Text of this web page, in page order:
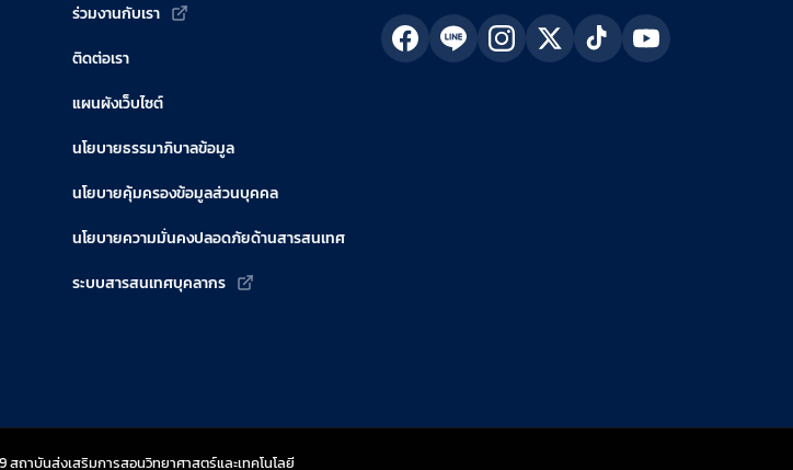
ร่วมงานกับเรา
ติดต่อเรา
แผนผังเว็บไซต์
นโยบายธรรมาภิบาลข้อมูล
นโยบายคุ้มครองข้อมูลส่วนบุคคล
นโยบายความมั่นคงปลอดภัยด้านสารสนเทศ
ระบบสารสนเทศบุคลากร
ถาบันส่งเสริมการสอนวิทยาศาสตร์และเทคโนโลยี